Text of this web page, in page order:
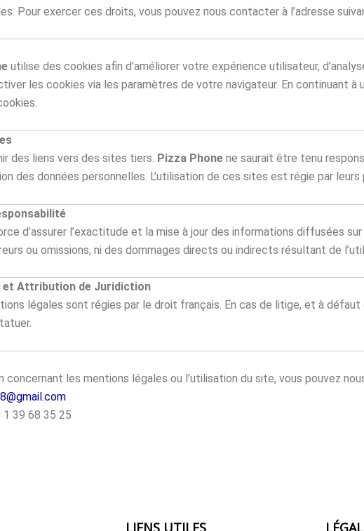
Pour exercer ces droits, vous pouvez nous contacter à l’adresse
utilise des cookies afin d’améliorer votre expérience utilisateur,
les cookies via les paramètres de votre navigateur. En continuant
des liens vers des sites tiers. Pizza Phone ne saurait être tenu
des données personnelles. L’utilisation de ces sites est régie par
d’assurer l’exactitude et la mise à jour des informations diffusées
ou omissions, ni des dommages directs ou indirects résultant de
et Attribution de Juridiction
légales sont régies par le droit français. En cas de litige, et à
concernant les mentions légales ou l’utilisation du site, vous pouvez
1 39 68 35 25